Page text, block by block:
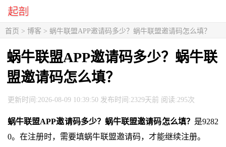
首页 > 博客 > 蜗牛联盟APP邀请码多少？蜗牛联盟邀请码怎么填？
蜗牛联盟APP邀请码多少？蜗牛联
盟邀请码怎么填？
更新时间:2026-08-09 10:39:50 发布时间:2329天前 阅读:295次
蜗牛联盟APP邀请码多少？蜗牛联盟邀请码怎么填？ 是9282
0。在注册时，需要填蜗牛联盟邀请码，才能继续注册。